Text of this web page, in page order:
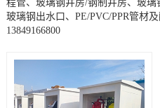
程管、玻璃钢井房/钢制井房、玻璃
玻璃钢出水口、PE/PVC/PPR管材
13849166800